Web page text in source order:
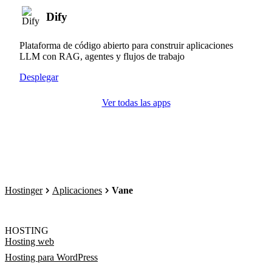
Dify
Plataforma de código abierto para construir aplicaciones
LLM con RAG, agentes y flujos de trabajo
Desplegar
Ver todas las apps
Hostinger Aplicaciones Vane
HOSTING
Hosting web
Hosting para WordPress